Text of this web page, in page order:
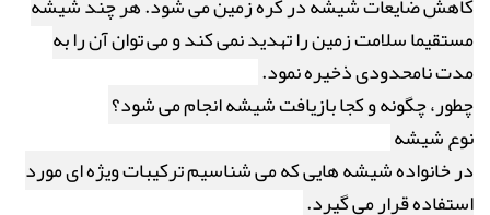
مستقیما سلامت زمین را تهدید نمی کند و می توان آن را به
مدت نامحدودی ذخیره نمود.
چطور، چگونه و کجا بازیافت شیشه انجام می شود؟
نوع شیشه
در خانواده شیشه هایی که می شناسیم ترکیبات ویژه ای مورد
استفاده قرار می گیرد.